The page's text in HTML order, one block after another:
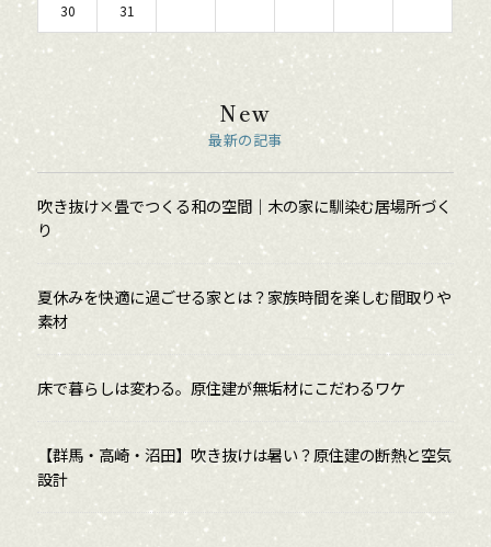
30 31
New
最新の記事
吹き抜け×畳でつくる和の空間｜木の家に馴染む居場所づく
り
夏休みを快適に過ごせる家とは？家族時間を楽しむ間取りや
素材
床で暮らしは変わる。原住建が無垢材にこだわるワケ
【群馬・高崎・沼田】吹き抜けは暑い？原住建の断熱と空気
設計